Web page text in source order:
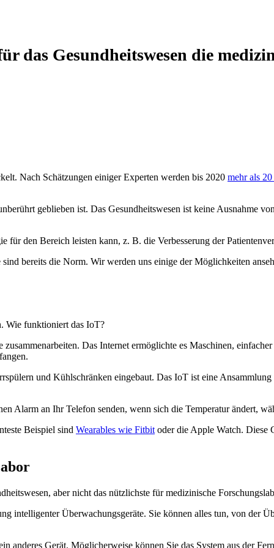
das Gesundheitswesen die
Nach Schätzungen einiger Experten werden bis 2020 mehr als
geblieben ist. Das Gesundheitswesen ist keine Ausnahme
den Bereich leisten kann, z. B. die Verbesserung der
bereits die Norm. Wir werden uns einige der Möglichkeiten
Wie funktioniert das IoT?
Das Internet ermöglichte es Maschinen,
und Kühlschränken eingebaut. Das IoT ist eine
Alarm an Ihr Telefon senden, wenn sich die Temperatur ändert,
Beispiel sind Wearables wie Fitbit oder die Apple Watch. Diese
aber nicht das nützlichste für medizinische
intelligenter Überwachungsgeräte. Sie können alles tun, von der
anderes Gerät. Möglicherweise können Sie das System aus der